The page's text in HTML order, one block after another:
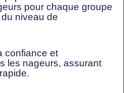
pour chaque groupe
niveau de
confiance et
les nageurs, assurant